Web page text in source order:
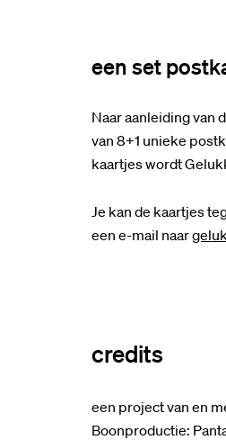
een set
Naar aanleiding van
van 8+1 unieke
kaartjes wordt
Je kan de kaartjes
een e-mail naar
credits
een project van en
Boonproductie: